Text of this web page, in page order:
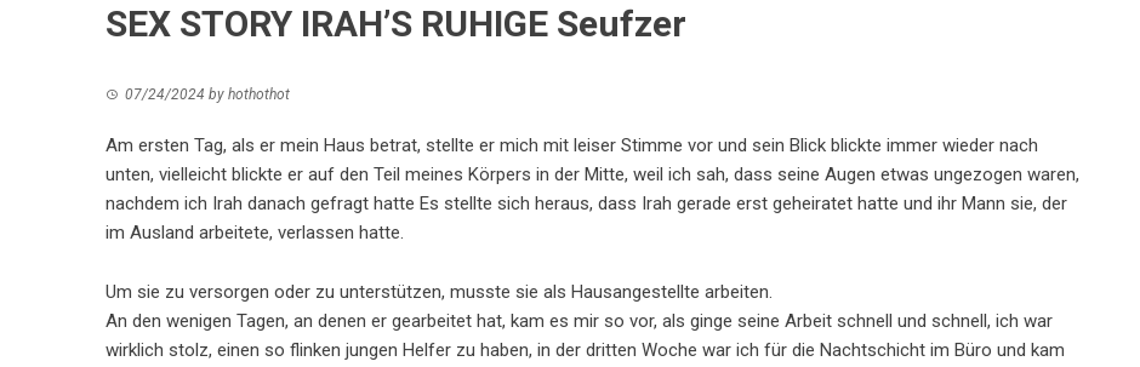
SEX STORY IRAH’S RUHIGE Seufzer
07/24/2024 by hothothot
Am ersten Tag, als er mein Haus betrat, stellte er mich mit leiser Stimme vor und sein Blick blickte immer wieder nach
unten, vielleicht blickte er auf den Teil meines Körpers in der Mitte, weil ich sah, dass seine Augen etwas ungezogen waren,
nachdem ich Irah danach gefragt hatte Es stellte sich heraus, dass Irah gerade erst geheiratet hatte und ihr Mann sie, der
im Ausland arbeitete, verlassen hatte.
Um sie zu versorgen oder zu unterstützen, musste sie als Hausangestellte arbeiten.
An den wenigen Tagen, an denen er gearbeitet hat, kam es mir so vor, als ginge seine Arbeit schnell und schnell, ich war
wirklich stolz, einen so flinken jungen Helfer zu haben, in der dritten Woche war ich für die Nachtschicht im Büro und kam